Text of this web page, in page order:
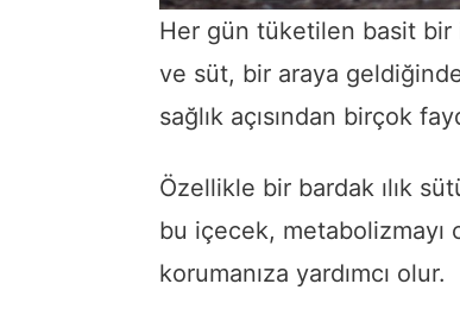
Her gün tüketilen basit bir
ve süt, bir araya
sağlık açısından birçok
Özellikle bir bardak ılık
bu içecek, metabolizmayı
korumanıza yardımcı olur.